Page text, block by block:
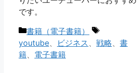
です。
カ
テ
ゴ
書籍（電子書籍）
タ
グ
youtube ビジネス 戦略
書
籍
電子書籍